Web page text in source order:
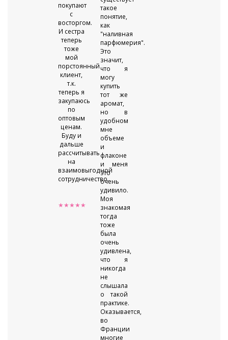
покупают
с
восторгом.
И сестра
теперь
тоже
мой
порстоянный
клиент,
т.к.
теперь я
закупаюсь
по
оптовым
ценам.
Буду и
дальше
рассчитывать
на
взаимовыгодной
сотрудничество.
★★★★★
такое
понятие,
как
"наливная
парфюмерия".
Это
значит,
что я
могу
купить
тот же
аромат,
но в
удобном
мне
объеме
и
флаконе
и меня
это
очень
удивило.
Моя
знакомая
тогда
тоже
была
очень
удивлена,
что я
никогда
не
слышала
о такой
практике.
Оказывается,
во
Франции
многие